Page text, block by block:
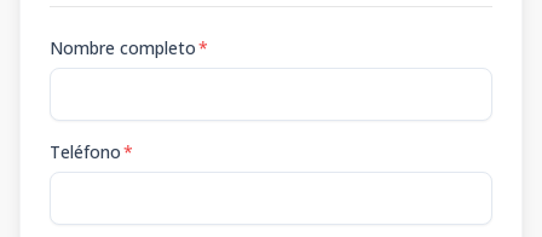
Nombre completo*
Teléfono*